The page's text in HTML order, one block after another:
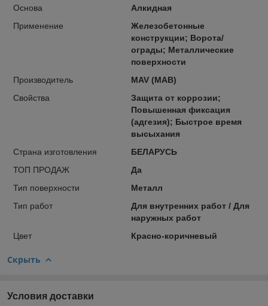
Основа
Алкидная
Применение
Железобетонные
конструкции; Ворота/
ограды; Металлические
поверхности
Производитель
MAV (МАВ)
Свойства
Защита от коррозии;
Повышенная фиксация
(адгезия); Быстрое время
высыхания
Страна изготовления
БЕЛАРУСЬ
ТОП ПРОДАЖ
Да
Тип поверхности
Металл
Тип работ
Для внутренних работ / Для
наружных работ
Цвет
Красно-коричневый
Скрыть
Условия доставки